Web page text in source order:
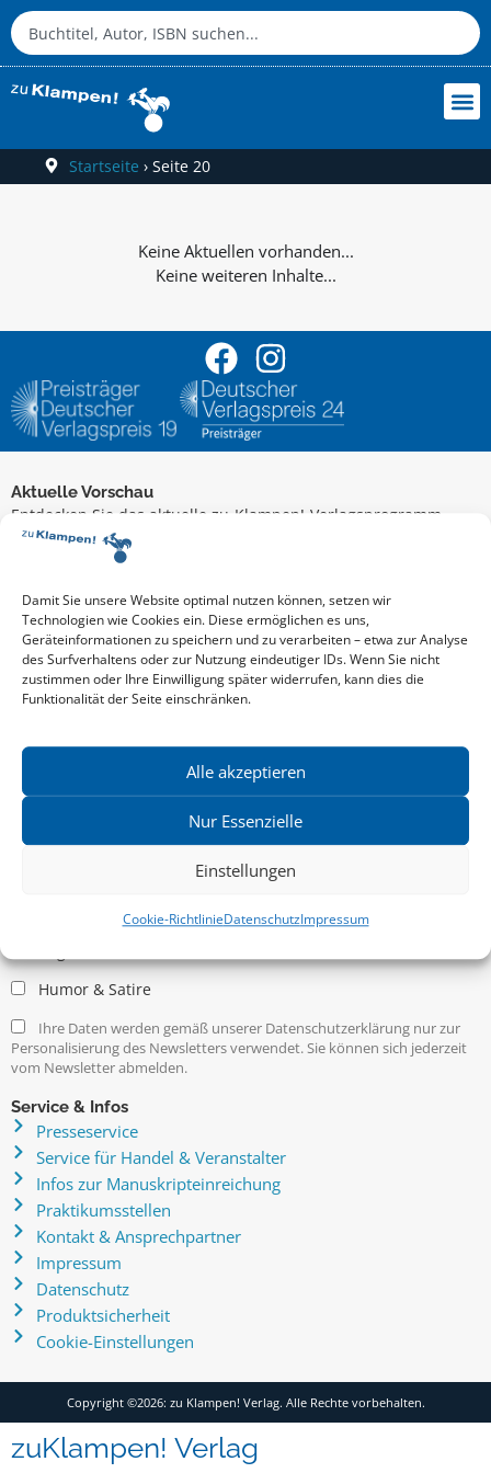
Damit Sie unsere Website optimal nutzen können, setzen wir
Technologien wie Cookies ein. Diese ermöglichen es uns,
Geräteinformationen zu speichern und zu verarbeiten – etwa zur Analyse
des Surfverhaltens oder zur Nutzung eindeutiger IDs. Wenn Sie nicht
zustimmen oder Ihre Einwilligung später widerrufen, kann dies die
Funktionalität der Seite einschränken.
Alle akzeptieren
Nur Essenzielle
Einstellungen
Cookie-RichtlinieDatenschutzImpressum
Startseite › Seite 20
Keine weiteren Inhalte...
Aktuelle Vorschau
Entdecken Sie das aktuelle zu-Klampen!-Verlagsprogramm.
Hier finden Sie die Verlagsvorschau – einfach direkt online
reinlesen oder herunterladen.
Mehr aktuelle Vorschauen ansehen
Newsletter
News zu aktuellen Neuheiten und Nachrichten im zu Klampen!
Verlag – jederzeit wieder abbestellbar.
Kritische Theorie / Philosophie
Belletristik & Biografien
Humor & Satire
Ihre Daten werden gemäß unserer Datenschutzerklärung nur zur
Personalisierung des Newsletters verwendet. Sie können sich jederzeit
vom Newsletter abmelden.
Service & Infos
Presseservice
Service für Handel & Veranstalter
Infos zur Manuskripteinreichung
Praktikumsstellen
Kontakt & Ansprechpartner
Impressum
Datenschutz
Produktsicherheit
Cookie-Einstellungen
Copyright ©2026: zu Klampen! Verlag. Alle Rechte vorbehalten.
zuKlampen! Verlag